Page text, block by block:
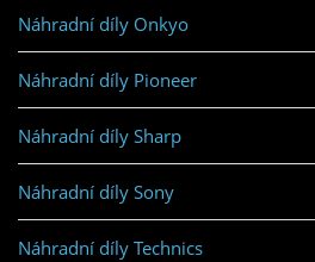
Náhradní díly Onkyo
Náhradní díly Pioneer
Náhradní díly Sharp
Náhradní díly Sony
Náhradní díly Technics